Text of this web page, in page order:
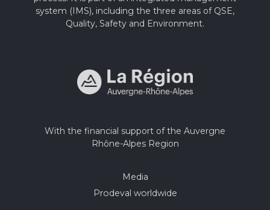
system (IMS), including the three areas of QSE,
Quality, Safety and Environment.
With the financial support of the Auvergne
Rhône-Alpes Region
Media
Prodeval worldwide